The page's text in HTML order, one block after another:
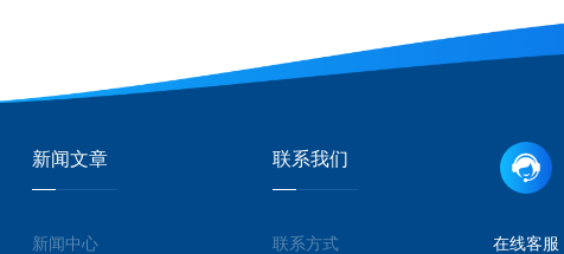
新闻文章
新闻中心
联系我们
联系方式 在线客服